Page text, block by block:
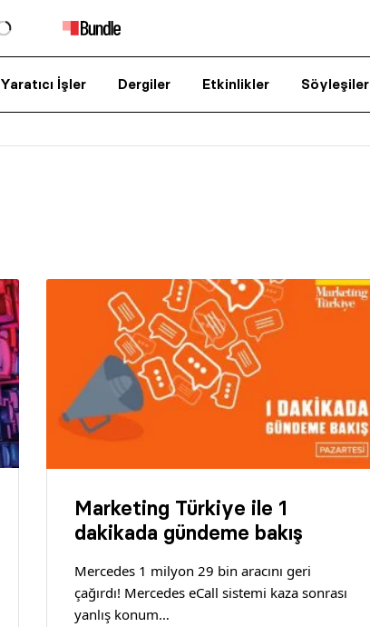
Yaratıcı İşler Dergiler Etkinlikler Söyleşiler
Marketing Türkiye ile 1
dakikada gündeme bakış
Mercedes 1 milyon 29 bin aracını geri
çağırdı! Mercedes eCall sistemi kaza sonrası
yanlış konum…